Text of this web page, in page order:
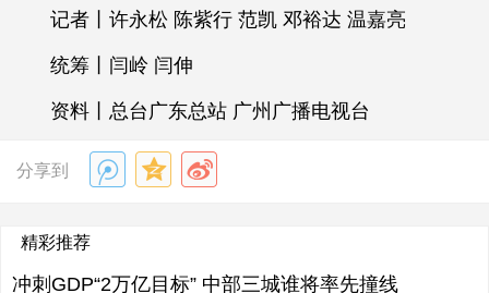
记者丨许永松 陈紫行 范凯 邓裕达 温嘉亮
统筹丨闫岭 闫伸
资料丨总台广东总站 广州广播电视台
分享到
精彩推荐
冲刺GDP“2万亿目标” 中部三城谁将率先撞线